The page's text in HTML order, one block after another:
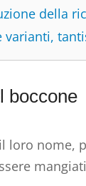
della
varianti,
boccone
loro nome,